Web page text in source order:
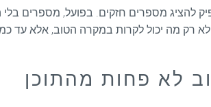
להציג מספרים חזקים. בפועל, מספרים בלי
לא רק מה יכול לקרות במקרה הטוב, אלא עד
לא פחות מהתוכן